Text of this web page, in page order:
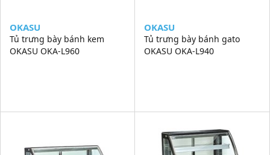
OKASU
Tủ trưng bày bánh kem
OKASU OKA-L960
OKASU
Tủ trưng bày bánh gato
OKASU OKA-L940